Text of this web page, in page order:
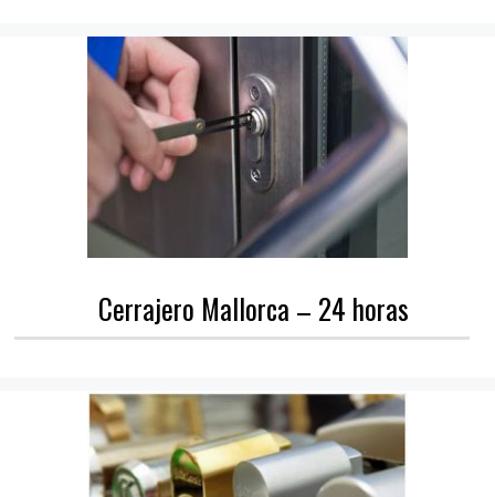
Cerrajero Mallorca – 24 horas